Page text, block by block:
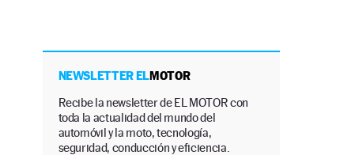
NEWSLETTER ELMOTOR
Recibe la newsletter de EL MOTOR con
toda la actualidad del mundo del
automóvil y la moto, tecnología,
seguridad, conducción y eficiencia.